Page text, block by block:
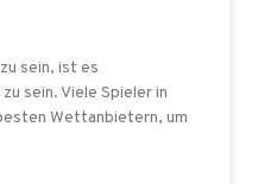
sein, ist es
sein. Viele Spieler in
Wettanbietern, um